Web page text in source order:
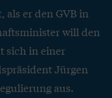
als er den GVB in
will den
sich in einer
Jürgen
aus.